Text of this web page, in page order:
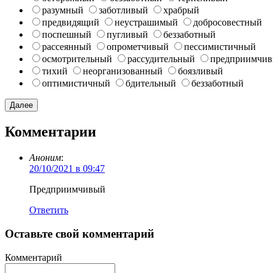
разумный
заботливый
храбрый
предвидящий
неустрашимый
добросовестный
поспешный
пугливый
беззаботный
рассеянный
опрометчивый
пессимистичный
осмотрительный
рассудительный
тихий
неорганизованный
боязливый
оптимистичный
бдительный беззаботный
Комментарии
Аноним:
20/10/2021 в 09:47
Предприимчивый
Ответить
Оставьте свой комментарий
Комментарий